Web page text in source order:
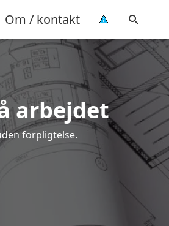
Om / kontakt
arbejdet
forpligtelse.